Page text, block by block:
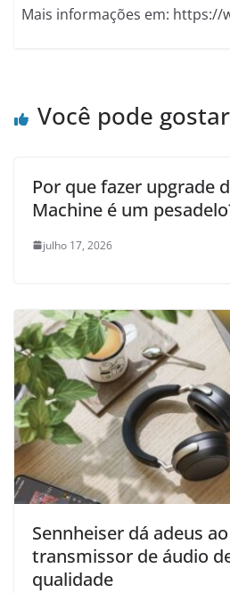
Mais informações em: https://
Você pode
Por que fazer upgrade
Machine é um
julho 17, 2026
Sennheiser dá adeus
transmissor de áudio
qualidade